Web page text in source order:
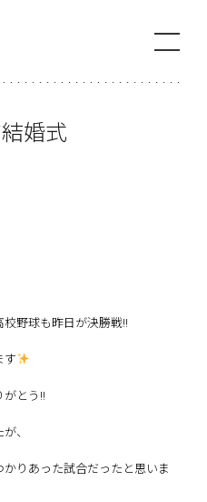
婚式
野球も昨日が決勝戦!!
す
とう!!
、
りあった試合だったと思いま